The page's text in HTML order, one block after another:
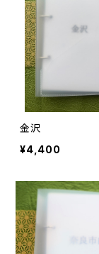
金沢
¥4,400